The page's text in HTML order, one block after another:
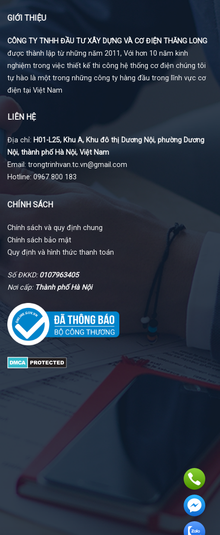
GIỚI THIỆU
CÔNG TY TNHH ĐẦU TƯ XÂY DỰNG VÀ CƠ ĐIỆN THĂNG LONG
được thành lập từ những năm 2011, Với hơn 10 năm kinh
nghiệm trong việc thiết kế thi công hệ thống cơ điện chúng tôi
tự hào là một trong những công ty hàng đầu trong lĩnh vực cơ
điện tại Việt Nam
LIÊN HỆ
Địa chỉ: H01-L25, Khu A, Khu đô thị Dương Nội, phường Dương
Nội, thành phố Hà Nội, Việt Nam
Email: trongtrinhvan.tc.vn@gmail.com
Hotline: 0967 800 183
CHÍNH SÁCH
Chính sách và quy định chung
Chính sách bảo mật
Quy định và hình thức thanh toán
Số ĐKKD:0107963405
Nơi cấp: Thành phố Hà Nội